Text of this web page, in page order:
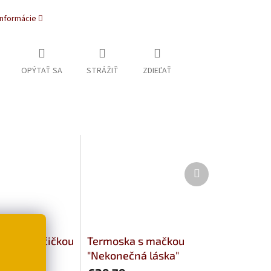
OPÝTAŤ SA STRÁŽIŤ ZDIEĽAŤ
s mačičkou
Termoska s mačkou
"Nekonečná láska"
Ďalší
produkt